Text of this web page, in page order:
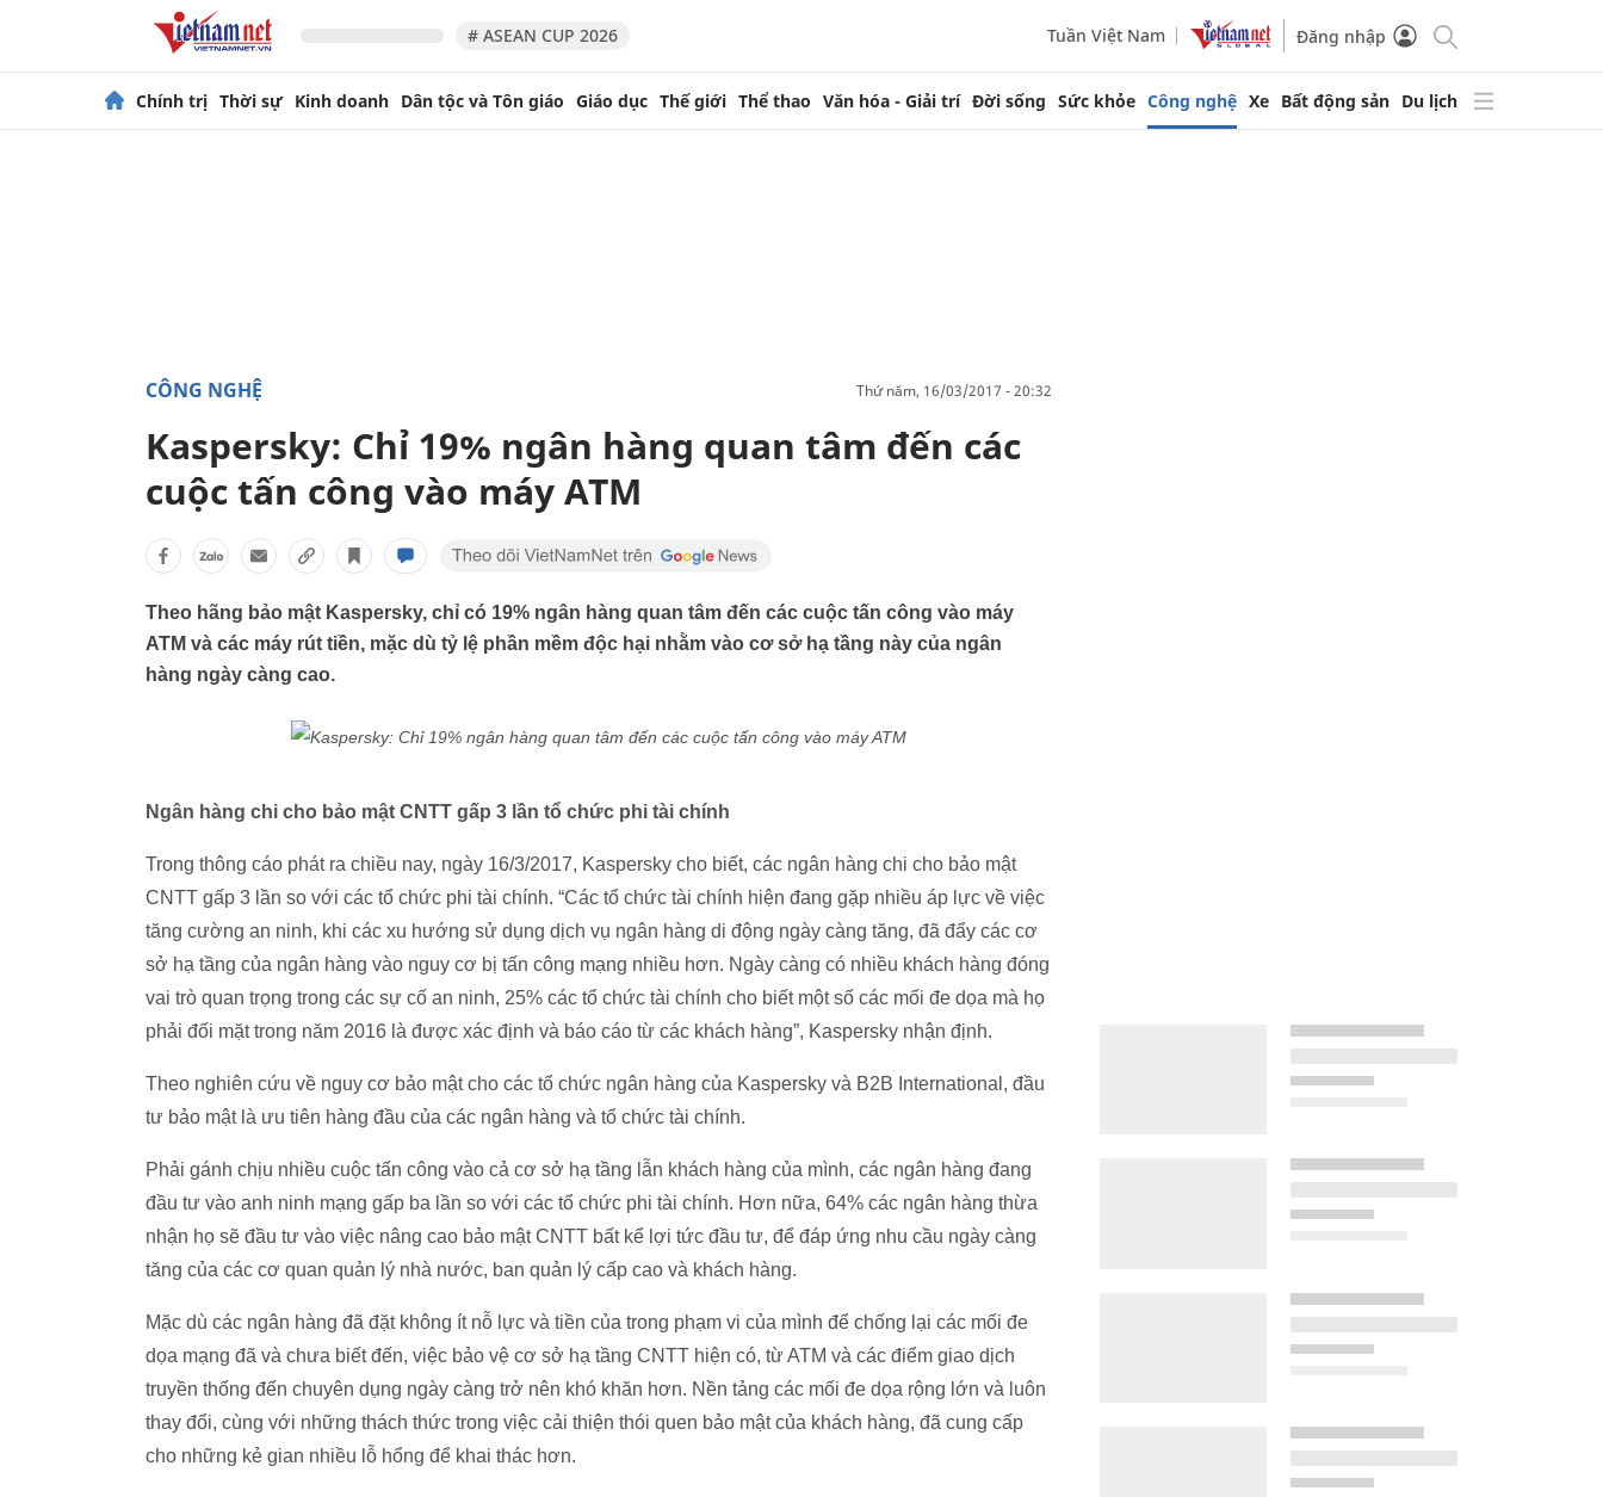
# ASEAN CUP 2026 Tuần Việt Nam Đăng nhập
Chính trị Thời sự Kinh doanh Dân tộc và Tôn giáo Giáo dục Thế giới Thể thao Văn hóa - Giải trí Đời sống Sức khỏe Công nghệ Xe Bất động sản Du lịch
CÔNG NGHỆ thứ năm, 16/03/2017 - 20:32
Kaspersky: Chỉ 19% ngân hàng quan tâm đến các
cuộc tấn công vào máy ATM
Theo hãng bảo mật Kaspersky, chỉ có 19% ngân hàng quan tâm đến các cuộc tấn công vào máy
ATM và các máy rút tiền, mặc dù tỷ lệ phần mềm độc hại nhằm vào cơ sở hạ tầng này của ngân
hàng ngày càng cao.
Ngân hàng chi cho bảo mật CNTT gấp 3 lần tổ chức phi tài chính
Trong thông cáo phát ra chiều nay, ngày 16/3/2017, Kaspersky cho biết, các ngân hàng chi cho bảo mật
CNTT gấp 3 lần so với các tổ chức phi tài chính. “Các tổ chức tài chính hiện đang gặp nhiều áp lực về việc
tăng cường an ninh, khi các xu hướng sử dụng dịch vụ ngân hàng di động ngày càng tăng, đã đẩy các cơ
sở hạ tầng của ngân hàng vào nguy cơ bị tấn công mạng nhiều hơn. Ngày càng có nhiều khách hàng đóng
vai trò quan trọng trong các sự cố an ninh, 25% các tổ chức tài chính cho biết một số các mối đe dọa mà họ
phải đối mặt trong năm 2016 là được xác định và báo cáo từ các khách hàng”, Kaspersky nhận định.
Theo nghiên cứu về nguy cơ bảo mật cho các tổ chức ngân hàng của Kaspersky và B2B International, đầu
tư bảo mật là ưu tiên hàng đầu của các ngân hàng và tổ chức tài chính.
Phải gánh chịu nhiều cuộc tấn công vào cả cơ sở hạ tầng lẫn khách hàng của mình, các ngân hàng đang
đầu tư vào anh ninh mạng gấp ba lần so với các tổ chức phi tài chính. Hơn nữa, 64% các ngân hàng thừa
nhận họ sẽ đầu tư vào việc nâng cao bảo mật CNTT bất kể lợi tức đầu tư, để đáp ứng nhu cầu ngày càng
tăng của các cơ quan quản lý nhà nước, ban quản lý cấp cao và khách hàng.
Mặc dù các ngân hàng đã đặt không ít nỗ lực và tiền của trong phạm vi của mình để chống lại các mối đe
dọa mạng đã và chưa biết đến, việc bảo vệ cơ sở hạ tầng CNTT hiện có, từ ATM và các điểm giao dịch
truyền thống đến chuyên dụng ngày càng trở nên khó khăn hơn. Nền tảng các mối đe dọa rộng lớn và luôn
thay đổi, cùng với những thách thức trong việc cải thiện thói quen bảo mật của khách hàng, đã cung cấp
cho những kẻ gian nhiều lỗ hổng để khai thác hơn.